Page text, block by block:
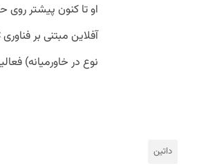
او تا کنون پیشتر روی
نوع در خاورمیانه)
داتین